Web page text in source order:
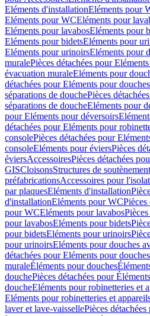
Eléments d'installationEléments pour
Eléments pour WCEléments pour
Eléments pour lavabosEléments pour
Eléments pour bidetsEléments pour
Eléments pour urinoirsEléments pour
muralePièces détachées pour
évacuation muraleEléments pour
détachées pour Eléments pour
séparations de douchePièces
séparations de doucheEléments pour
pour Eléments pour déversoirs
détachées pour Eléments pour
consolePièces détachées pour
consoleEléments pour éviersPièces
éviersAccessoiresPièces détachées
GISCloisonsStructures de soutènement
préfabricationsAccessoires pour
par plaquesEléments d'installation
d'installationEléments pour WCPièces
pour WCEléments pour lavabos
pour lavabosEléments pour bidets
pour bidetsEléments pour urinoirs
pour urinoirsEléments pour douches
détachées pour Eléments pour
muraleÉléments pour douches
douchePièces détachées pour
doucheEléments pour robinetteries et
Eléments pour robinetteries et
laver et lave-vaissellePièces